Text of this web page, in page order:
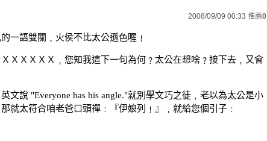
2008/09/09 00:33 推薦0
一語雙關﹐火侯不比太公遜色喔﹗
ＸＸＸＸＸ﹐您知我這下一句為何﹖太公在想啥﹖接下去﹐又會
文說 "Everyone has his angle."就別學文巧之徒﹐ 老以為太公是小
就太符合咱老爸口頭禪﹕『伊娘列﹗』
﹐就給您個引子﹕